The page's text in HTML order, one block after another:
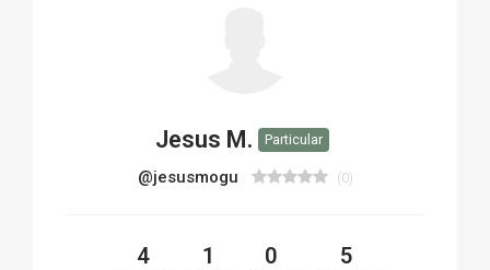
Jesus M. Particular
@jesusmogu (0)
4 1 0 5